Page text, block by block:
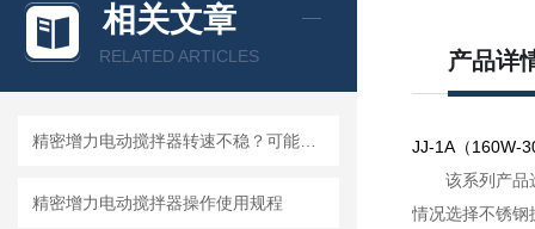
相关文章
RELATED ARTICLES
精密增力电动搅拌器操作使用规程
产品详
JJ-1A（160W-
该系列产品
情况选择不锈钢